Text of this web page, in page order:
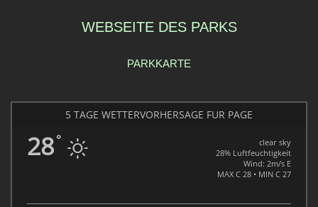
WEBSEITE DES PARKS
PARKKARTE
5 TAGE WETTERVORHERSAGE FÜR PAGE
28°
clear sky
28% Luftfeuchtigkeit
Wind: 2m/s E
MAX C 28 • MIN C 27